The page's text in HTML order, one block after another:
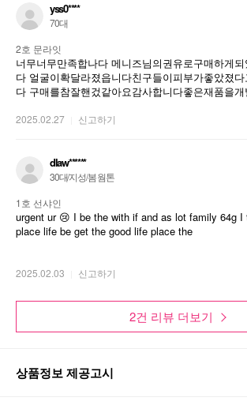
yss0****
70대
2호 문라잇
너무너무만족합나다 메니즈님의권유로구매하게되
다 얼굴이확달라졌읍니다친구들이피부가좋았졌다
다 구매를참잘핸겄같아요감사합니다좋은재품을개
합니다
2025.02.27 신고하기
dlaw******
30대/지성/봄 웜톤
1호 선샤인
urgent ur 😢 I be the with if and as lot family 64g I
place life be get the good life place the
2025.02.03 신고하기
2건 리뷰 더보기
상품정보 제공고시